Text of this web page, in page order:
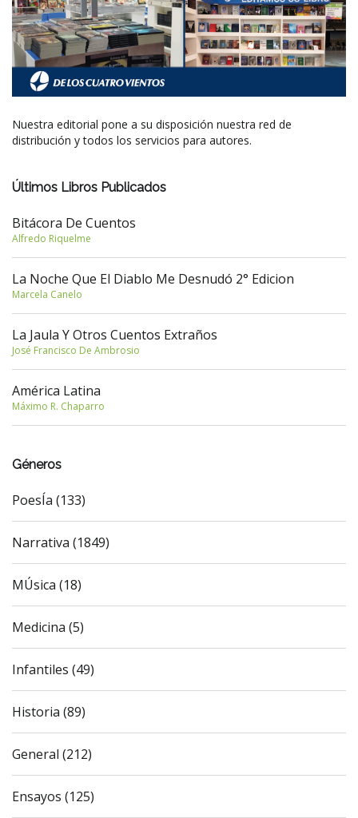
Nuestra editorial pone a su disposición nuestra red de
distribución y todos los servicios para autores.
Últimos Libros Publicados
Bitácora De Cuentos
Alfredo Riquelme
La Noche Que El Diablo Me Desnudó 2° Edicion
Marcela Canelo
La Jaula Y Otros Cuentos Extraños
José Francisco De Ambrosio
América Latina
Máximo R. Chaparro
Géneros
PoesÍa (133)
Narrativa (1849)
MÚsica (18)
Medicina (5)
Infantiles (49)
Historia (89)
General (212)
Ensayos (125)